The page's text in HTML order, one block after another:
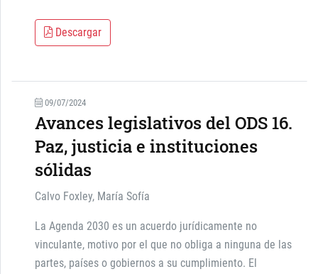
Descargar
09/07/2024
Avances legislativos del ODS 16.
Paz, justicia e instituciones
sólidas
Calvo Foxley, María Sofía
La Agenda 2030 es un acuerdo jurídicamente no
vinculante, motivo por el que no obliga a ninguna de las
partes, países o gobiernos a su cumplimiento. El